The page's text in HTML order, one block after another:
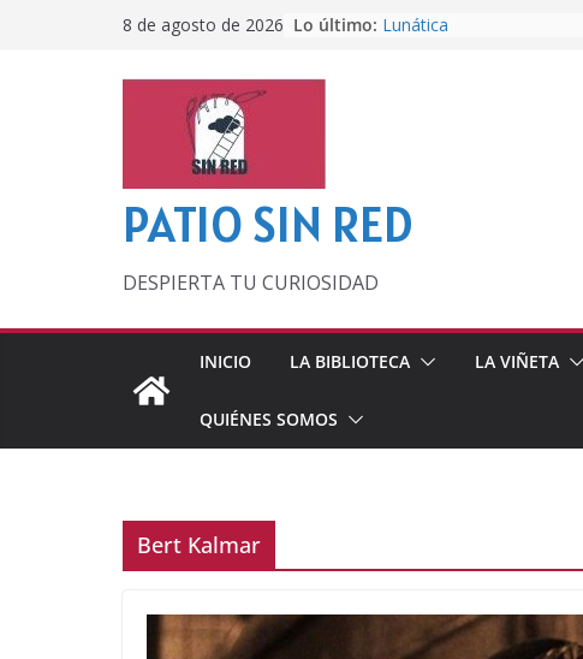
8 de agosto de 2026 Lo último: Lunática
PATIO SIN RED
DESPIERTA TU CURIOSIDAD
INICIO LA BIBLIOTECA LA VIÑETA
QUIÉNES SOMOS
Bert Kalmar